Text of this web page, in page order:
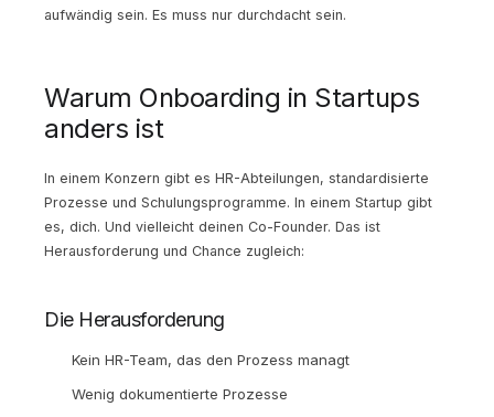
aufwändig sein. Es muss nur durchdacht sein.
Warum Onboarding in Startups
anders ist
In einem Konzern gibt es HR-Abteilungen, standardisierte
Prozesse und Schulungsprogramme. In einem Startup gibt
es, dich. Und vielleicht deinen Co-Founder. Das ist
Herausforderung und Chance zugleich:
Die Herausforderung
Kein HR-Team, das den Prozess managt
Wenig dokumentierte Prozesse